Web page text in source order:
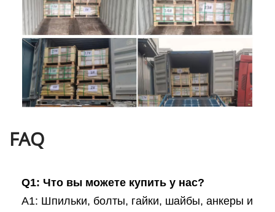
FAQ
Q1: Что вы можете купить у нас?
A1: Шпильки, болты, гайки, шайбы, анкеры и